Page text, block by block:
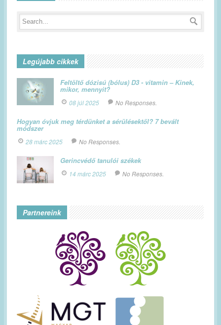
Legújabb cikkek
Feltöltő dózisú (bólus) D3 - vitamin – Kinek,
mikor, mennyit?
08 júl 2025 No Responses.
Hogyan óvjuk meg térdünket a sérülésektől? 7 bevált
módszer
28 márc 2025 No Responses.
Gerincvédő tanulói székek
14 márc 2025 No Responses.
Partnereink